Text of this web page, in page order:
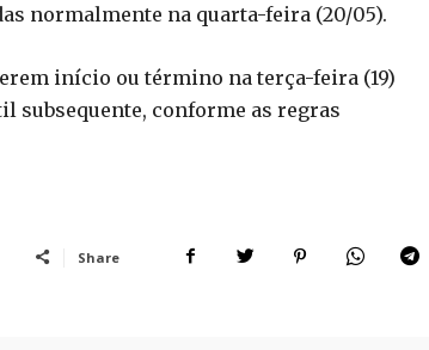
normalmente na quarta-feira (20/05).
início ou término na terça-feira (19)
conforme as regras
Share